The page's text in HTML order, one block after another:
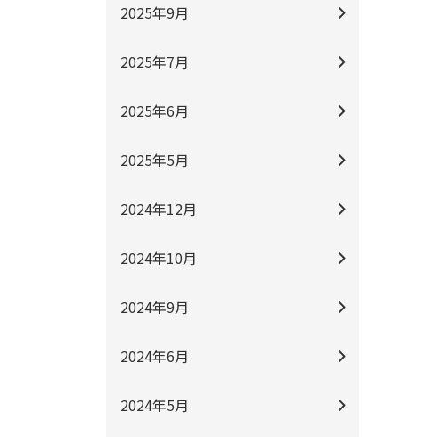
2025年9月
2025年7月
2025年6月
2025年5月
2024年12月
2024年10月
2024年9月
2024年6月
2024年5月